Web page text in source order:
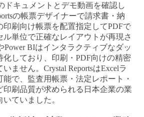
ドキュメントとデモ動画を確認し
の帳票デザイナーで請求書・納
印刷向け帳票を配置指定してPDFで
ル単位で正確なレイアウトが再現さ
Power BIはインタラクティブなダッ
化しており、印刷・PDF向けの精密
ません。Crystal ReportsはExcelラ
で、監査用帳票・法定レポート・
印刷品質が求められる日本企業の業
ていました。